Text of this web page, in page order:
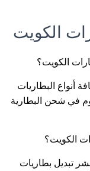
الكويت
الكويت؟
أنواع البطاريات
في شحن البطارية
الكويت؟
تبديل بطاريات